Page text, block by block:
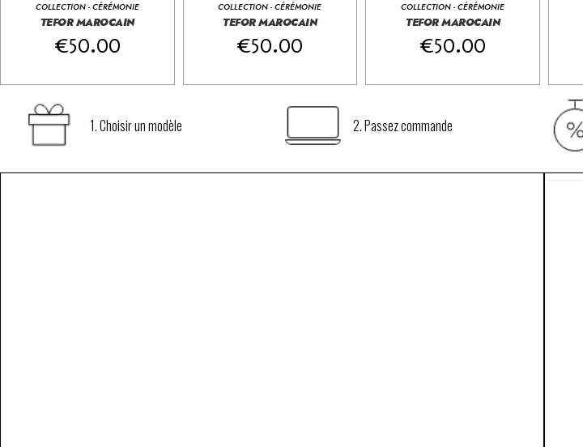
COLLECTION - CÉRÉMONIE
TEFOR MAROCAIN
€50.00
COLLECTION - CÉRÉMONIE
TEFOR MAROCAIN
€50.00
COLLECTION - CÉRÉMONIE
TEFOR MAROCAIN
€50.00
Tefor Marocain

Tefor Marocain

1. Choisir un modèle 2. Passez commande